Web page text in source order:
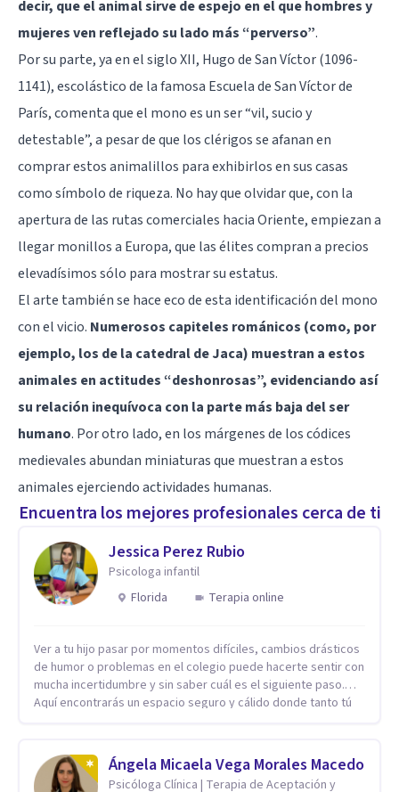
decir, que el animal sirve de espejo en el que hombres y
mujeres ven reflejado su lado más “perverso”.
Por su parte, ya en el siglo XII, Hugo de San Víctor (1096-
1141), escolástico de la famosa Escuela de San Víctor de
París, comenta que el mono es un ser “vil, sucio y
detestable”, a pesar de que los clérigos se afanan en
comprar estos animalillos para exhibirlos en sus casas
como símbolo de riqueza. No hay que olvidar que, con la
apertura de las rutas comerciales hacia Oriente, empiezan a
llegar monillos a Europa, que las élites compran a precios
elevadísimos sólo para mostrar su estatus.
El arte también se hace eco de esta identificación del mono
con el vicio. Numerosos capiteles románicos (como, por
ejemplo, los de la catedral de Jaca) muestran a estos
animales en actitudes “deshonrosas”, evidenciando así
su relación inequívoca con la parte más baja del ser
humano. Por otro lado, en los márgenes de los códices
medievales abundan miniaturas que muestran a estos
animales ejerciendo actividades humanas.
Encuentra los mejores profesionales cerca de ti
Jessica Perez Rubio
Psicologa infantil
Florida
Terapia online
Ver a tu hijo pasar por momentos difíciles, cambios drásticos
de humor o problemas en el colegio puede hacerte sentir con
mucha incertidumbre y sin saber cuál es el siguiente paso.
Aquí encontrarás un espacio seguro y cálido donde tanto tú
casa. Me especializo en guiar a familias a través de
herramientas prácticas y dinámicas adaptadas a la edad de
Ángela Micaela Vega Morales Macedo
Psicóloga Clínica | Terapia de Aceptación y